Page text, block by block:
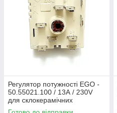
Регулятор потужності EGO -
50.55021.100 / 13А / 230V
для склокерамічних
поверхностейEGO,